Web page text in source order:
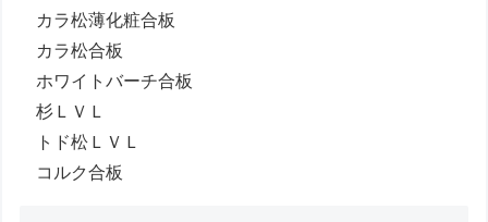
カラ松薄化粧合板
カラ松合板
ホワイトバーチ合板
杉ＬＶＬ
トド松ＬＶＬ
コルク合板